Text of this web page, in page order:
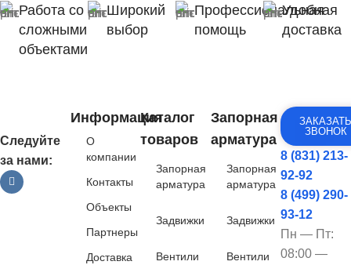
Работа со
сложными
объектами
Широкий
выбор
Профессиональная
помощь
Удобная
доставка
Следуйте
за нами:
Информация
О
компании
Контакты
Объекты
Партнеры
Доставка
Каталог
товаров
Запорная
арматура
Задвижки
Вентили
Запорная
арматура
Запорная
арматура
Задвижки
Вентили
ЗВОНОК
8 (831) 213-
92-92
8 (499) 290-
93-12
Пн — Пт:
08:00 —